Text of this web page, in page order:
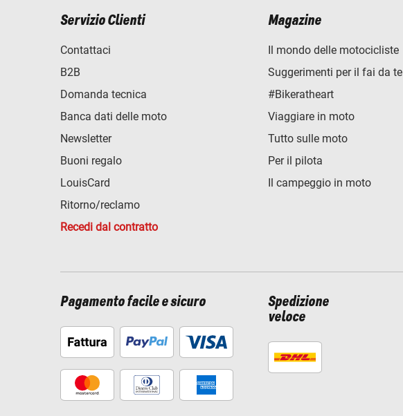
Servizio Clienti
Contattaci
B2B
Domanda tecnica
Banca dati delle moto
Newsletter
Buoni regalo
LouisCard
Ritorno/reclamo
Recedi dal contratto
Magazine
Il mondo delle motocicliste
Suggerimenti per il fai da te
#Bikeratheart
Viaggiare in moto
Tutto sulle moto
Per il pilota
Il campeggio in moto
Pagamento facile e sicuro
Spedizione
veloce